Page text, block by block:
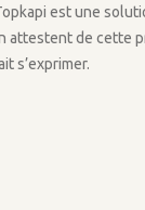
est une
de cette
s’exprimer.